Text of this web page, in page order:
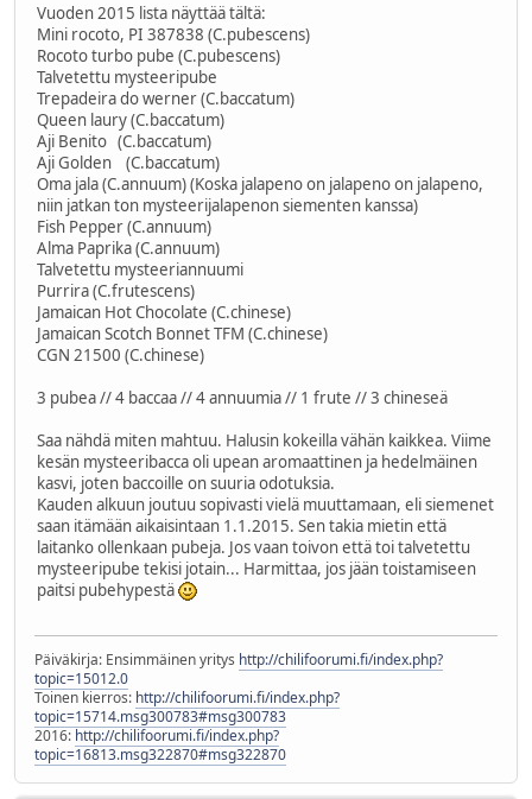
Vuoden 2015 lista näyttää tältä:
Mini rocoto, PI 387838 (C.pubescens)
Rocoto turbo pube (C.pubescens)
Talvetettu mysteeripube
Trepadeira do werner (C.baccatum)
Queen laury (C.baccatum)
Aji Benito (C.baccatum)
Aji Golden (C.baccatum)
Oma jala (C.annuum) (Koska jalapeno on jalapeno on jalapeno,
niin jatkan ton mysteerijalapenon siementen kanssa)
Fish Pepper (C.annuum)
Alma Paprika (C.annuum)
Talvetettu mysteeriannuumi
Purrira (C.frutescens)
Jamaican Hot Chocolate (C.chinese)
Jamaican Scotch Bonnet TFM (C.chinese)
CGN 21500 (C.chinese)
3 pubea // 4 baccaa // 4 annuumia // 1 frute // 3 chineseä
Saa nähdä miten mahtuu. Halusin kokeilla vähän kaikkea. Viime
kesän mysteeribacca oli upean aromaattinen ja hedelmäinen
kasvi, joten baccoille on suuria odotuksia.
Kauden alkuun joutuu sopivasti vielä muuttamaan, eli siemenet
saan itämään aikaisintaan 1.1.2015. Sen takia mietin että
laitanko ollenkaan pubeja. Jos vaan toivon että toi talvetettu
mysteeripube tekisi jotain... Harmittaa, jos jään toistamiseen
paitsi pubehypestä
Päiväkirja: Ensimmäinen yritys http://chilifoorumi.fi/index.php?
topic=15012.0
Toinen kierros: http://chilifoorumi.fi/index.php?
topic=15714.msg300783#msg300783
2016: http://chilifoorumi.fi/index.php?
topic=16813.msg322870#msg322870